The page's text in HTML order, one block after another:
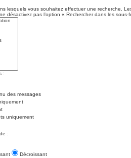
lesquels vous souhaitez effectuer une recherche.
désactivez pas l’option « Rechercher dans les
:
des messages
uniquement
:
Décroissant